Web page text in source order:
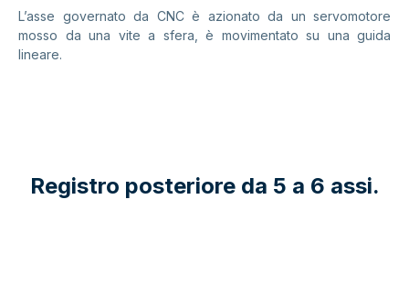
L’asse governato da CNC è azionato da un servomotore
mosso da una vite a sfera, è movimentato su una guida
lineare.
Registro posteriore da 5 a 6 assi.